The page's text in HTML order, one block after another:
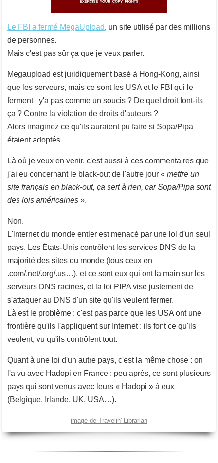
Le FBI a fermé MegaUpload, un site utilisé par des millions
de personnes.
Mais c'est pas sûr ça que je veux parler.
Megaupload est juridiquement basé à Hong-Kong, ainsi
que les serveurs, mais ce sont les USA et le FBI qui le
ferment : y'a pas comme un soucis ? De quel droit font-ils
ça ? Contre la violation de droits d'auteurs ?
Alors imaginez ce qu'ils auraient pu faire si Sopa/Pipa
étaient adoptés…
Là où je veux en venir, c'est aussi à ces commentaires que
j'ai eu concernant le black-out de l'autre jour « mettre un
site français en black-out, ça sert à rien, car Sopa/Pipa sont
des lois américaines ».
Non.
L'internet du monde entier est menacé par une loi d'un seul
pays. Les États-Unis contrôlent les services DNS de la
majorité des sites du monde (tous ceux en
.com/.net/.org/.us…), et ce sont eux qui ont la main sur les
serveurs DNS racines, et la loi PIPA vise justement de
s'attaquer au DNS d'un site qu'ils veulent fermer.
Là est le problème : c'est pas parce que les USA ont une
frontière qu'ils l'appliquent sur Internet : ils font ce qu'ils
veulent, vu qu'ils contrôlent tout.
Quant à une loi d'un autre pays, c'est la même chose : on
l'a vu avec Hadopi en France : peu après, ce sont plusieurs
pays qui sont venus avec leurs « Hadopi » à eux
(Belgique, Irlande, UK, USA…).
image de Travelin' Librarian